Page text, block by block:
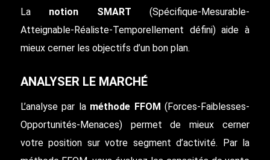
La notion SMART (Spécifique-Mesurable-
Atteignable-Réaliste-Temporellement défini) aide à
mieux cerner les objectifs d’un bon plan.
ANALYSER LE MARCHÉ
L’analyse par la méthode FFOM (Forces-Faiblesses-
Opportunités-Menaces) permet de mieux cerner
votre position sur votre segment d’activité. Par la